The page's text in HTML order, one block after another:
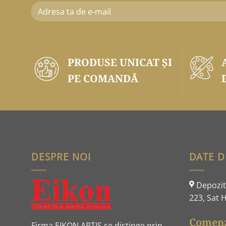
PRODUSE UNICAT ŞI
PE COMANDĂ
DESPRE NOI DATE
223, Sat